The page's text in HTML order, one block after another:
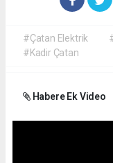
#Çatan Elektrik
#Kadir Çatan
Habere Ek Video